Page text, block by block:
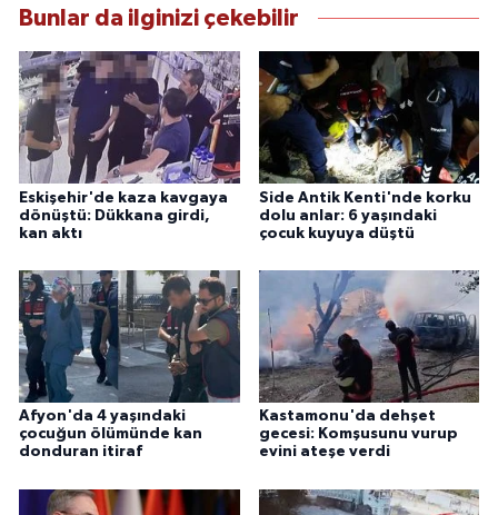
Bunlar da ilginizi çekebilir
Eskişehir'de kaza kavgaya
dönüştü: Dükkana girdi,
kan aktı
Side Antik Kenti'nde korku
dolu anlar: 6 yaşındaki
çocuk kuyuya düştü
Afyon'da 4 yaşındaki
çocuğun ölümünde kan
donduran itiraf
Kastamonu'da dehşet
gecesi: Komşusunu vurup
evini ateşe verdi